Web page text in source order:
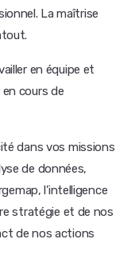
La maîtrise
en équipe et
cours de
dans vos missions
de données,
l’intelligence
stratégie et de nos
de nos actions